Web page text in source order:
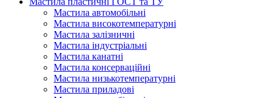
Мастила автомобільні
Мастила високотемпературні
Мастила залізничні
Мастила індустріальні
Мастила канатні
Мастила консерваційні
Мастила низькотемпературні
Мастила приладові